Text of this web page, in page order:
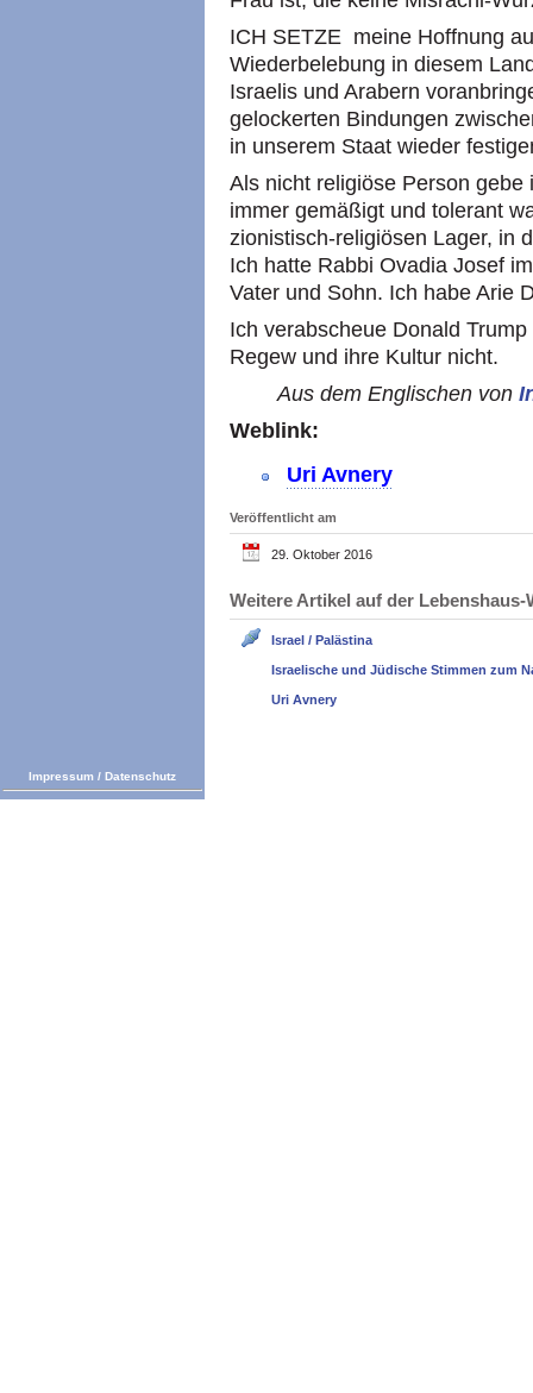
ICH SETZE meine Hoffnung
Wiederbelebung in diesem
Israelis und Arabern
gelockerten Bindungen
in unserem Staat wieder
Als nicht religiöse Person
immer gemäßigt und tolerant
zionistisch-religiösen Lager, in
Ich hatte Rabbi Ovadia Josef
Vater und Sohn. Ich habe Arie
Ich verabscheue Donald
Regew und ihre Kultur nicht.
Aus dem Englischen von
Weblink:
Uri Avnery
Veröffentlicht am
29. Oktober 2016
Weitere Artikel auf der
Israel / Palästina
Israelische und Jüdische Stimmen zum
Uri Avnery
Impressum / Datenschutz